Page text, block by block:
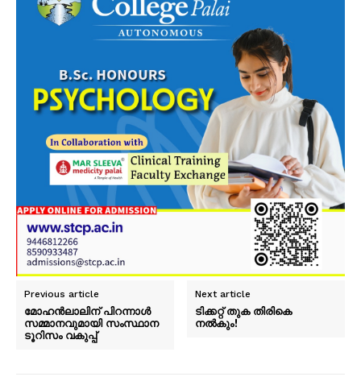
Previous article
മോഹൻലാലിന് പിറന്നാൾ
സമ്മാനവുമായി സംസ്ഥാന
ടൂറിസം വകുപ്പ്
Next article
ടിക്കറ്റ് തുക തിരികെ
നൽകും!